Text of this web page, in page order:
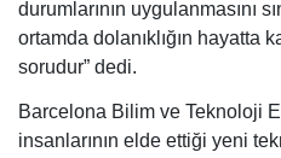
durumlarının uygulanmasını
ortamda dolanıklığın hayatta
sorudur” dedi.
Barcelona Bilim ve Teknoloji
insanlarının elde ettiği yeni